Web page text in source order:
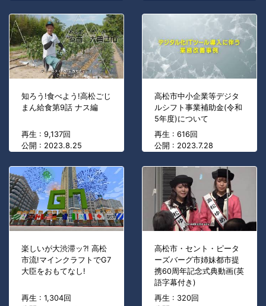
知ろう!食べよう!高松ごじ
まん給食第9話 ナス編
再生 : 9,137回
公開 : 2023.8.25
高松市中小企業等デジタ
ルシフト事業補助金(令和
5年度)について
再生 : 616回
公開 : 2023.7.28
楽しいが大渋滞ッ?! 高松
市流!マインクラフトでG7
大臣をおもてなし!
再生 : 1,304回
高松市・セント・ピータ
ーズバーグ市姉妹都市提
携60周年記念式典動画(英
語字幕付き)
再生 : 320回